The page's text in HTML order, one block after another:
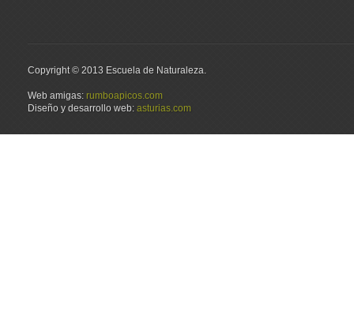
Copyright © 2013 Escuela de Naturaleza.
Web amigas: rumboapicos.com
Diseño y desarrollo web: asturias.com